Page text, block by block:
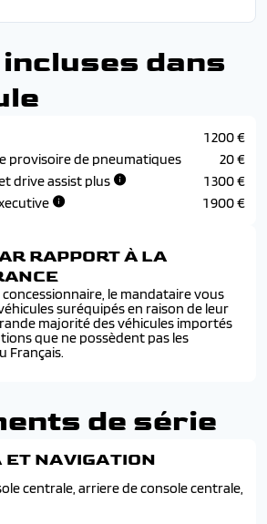
dans
1 200 €
provisoire de pneumatiques
20 €
drive assist plus
1 300 €
1 900 €
RAPPORT À LA
le mandataire vous
suréquipés en raison de leur
majorité des véhicules importés
que ne possèdent pas les
Français.
de série
NAVIGATION
centrale, arriere de console centrale,